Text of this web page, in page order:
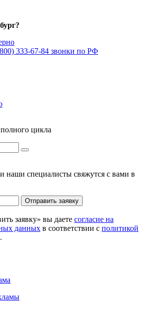
333-67-84 звонки по РФ
цикла
наши специалисты свяжутся с вами в
Отправить заявку
заявку» вы даете согласие на
данных в соответствии с политикой
.